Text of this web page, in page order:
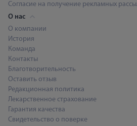
Согласие на получение рекламных
О нас
О компании
История
Команда
Контакты
Благотворительность
Оставить отзыв
Редакционная политика
Лекарственное страхование
Гарантия качества
Свидетельство о поверке